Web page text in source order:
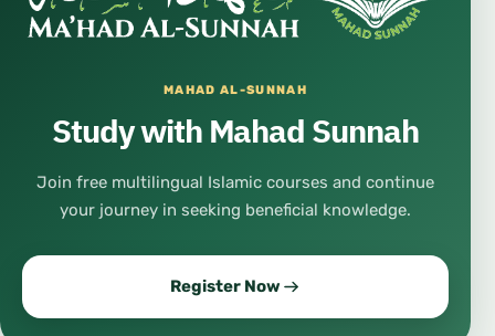
MAHAD AL-SUNNAH
Study with Mahad Sunnah
Join free multilingual Islamic courses and continue
your journey in seeking beneficial knowledge.
Register Now